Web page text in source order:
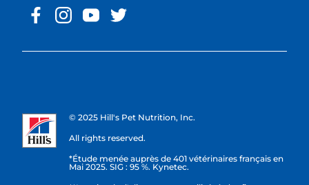
© 2025 Hill's Pet Nutrition, Inc.
All rights reserved.
*Étude menée auprès de 401 vétérinaires français en
Mai 2025. SIG : 95 %. Kynetec.